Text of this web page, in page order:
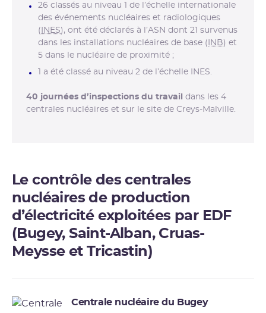
26 classés au niveau 1 de l’échelle internationale
des événements nucléaires et radiologiques
( INES), ont été déclarés à l’ASN dont 21 survenus
dans les installations nucléaires de base ( INB) et
5 dans le nucléaire de proximité ;
1 a été classé au niveau 2 de l’échelle INES.
40 journées d’inspections du travail dans les 4
centrales nucléaires et sur le site de Creys-Malville.
Le contrôle des centrales
nucléaires de production
d’électricité exploitées par EDF
(Bugey, Saint-Alban, Cruas-
Meysse et Tricastin)
Centrale nucléaire du Bugey